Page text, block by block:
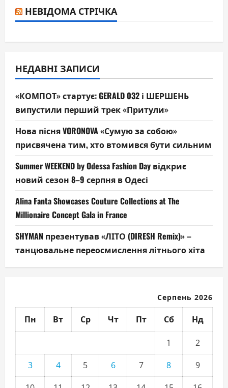
НЕВІДОМА СТРІЧКА
НЕДАВНІ ЗАПИСИ
«КОМПОТ» стартує: GERALD 032 і ШЕРШЕНЬ
випустили перший трек «Притули»
Нова пісня VORONOVA «Сумую за собою»
присвячена тим, хто втомився бути сильним
Summer WEEKEND by Odessa Fashion Day відкриє
новий сезон 8–9 серпня в Одесі
Alina Fanta Showcases Couture Collections at The
Millionaire Concept Gala in France
SHYMAN презентував «ЛІТО (DIRESH Remix)» –
танцювальне переосмислення літнього хіта
Серпень 2026
Пн Вт Ср Чт Пт Сб Нд
1
2
3
4 5 6 7 8
9